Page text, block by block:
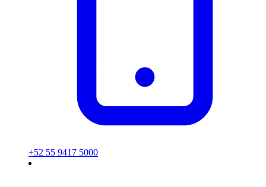
+52 55 9417 5000